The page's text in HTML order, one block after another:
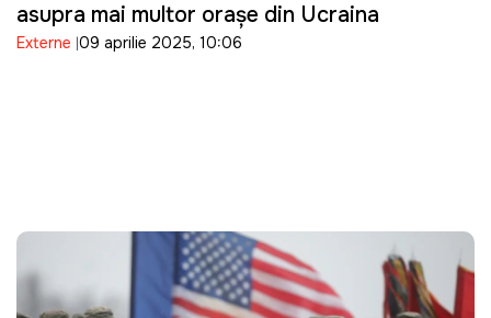
asupra mai multor orașe din Ucraina
Externe 09 aprilie 2025, 10:06